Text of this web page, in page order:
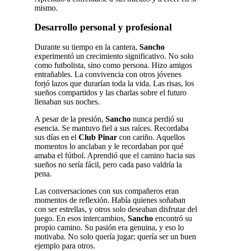
mismo.
Desarrollo personal y profesional
Durante su tiempo en la cantera, Sancho
experimentó un crecimiento significativo. No solo
como futbolista, sino como persona. Hizo amigos
entrañables. La convivencia con otros jóvenes
forjó lazos que durarían toda la vida. Las risas, los
sueños compartidos y las charlas sobre el futuro
llenaban sus noches.
A pesar de la presión, Sancho nunca perdió su
esencia. Se mantuvo fiel a sus raíces. Recordaba
sus días en el Club Pinar con cariño. Aquellos
momentos lo anclaban y le recordaban por qué
amaba el fútbol. Aprendió que el camino hacia sus
sueños no sería fácil, pero cada paso valdría la
pena.
Las conversaciones con sus compañeros eran
momentos de reflexión. Había quienes soñaban
con ser estrellas, y otros solo deseaban disfrutar del
juego. En esos intercambios, Sancho encontró su
propio camino. Su pasión era genuina, y eso lo
motivaba. No solo quería jugar; quería ser un buen
ejemplo para otros.